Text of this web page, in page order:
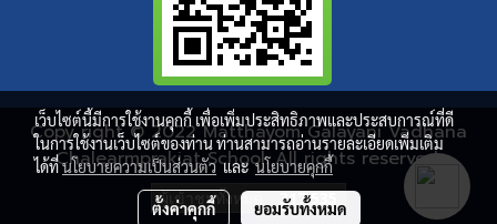
Copy right © 2022 Matthayom Galayani Vadhana
Chalearmprakiat School. All rights reserved.
ผู้เข้าชมทั้งหมด 317,535
เว็บไซต์นี้มีการใช้งานคุกกี้ เพื่อเพิ่มประสิทธิภาพและประสบการณ์ที่ดี
ในการใช้งานเว็บไซต์ของท่าน ท่านสามารถอ่านรายละเอียดเพิ่มเติม
ได้ที่นโยบายความเป็นส่วนตัวและนโยบายคุกกี้
ตั้งค่าคุกกี้ ยอมรับทั้งหมด